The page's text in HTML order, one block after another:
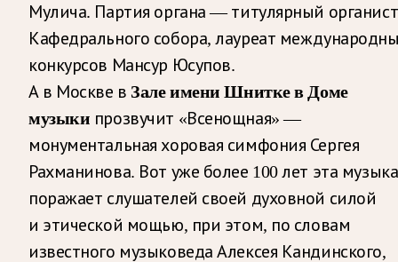
Мулича. Партия органа — титулярный органист
Кафедрального собора, лауреат
конкурсов Мансур Юсупов.
А в Москве в Зале имени Шнитке в Доме
музыки прозвучит «Всенощная» —
монументальная хоровая симфония Сергея
Рахманинова. Вот уже более 100 лет эта музыка
поражает слушателей своей духовной силой
и этической мощью, при этом, по словам
известного музыковеда Алексея Кандинского,